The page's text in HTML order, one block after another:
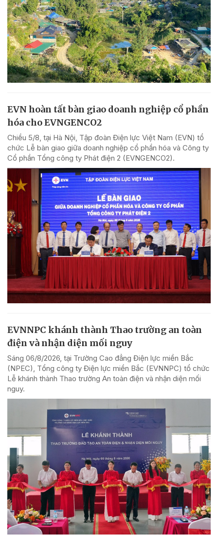
EVN hoàn tất bàn giao doanh nghiệp cổ phần
hóa cho EVNGENCO2
Chiều 5/8, tại Hà Nội, Tập đoàn Điện lực Việt Nam (EVN) tổ
chức Lễ bàn giao giữa doanh nghiệp cổ phần hóa và Công ty
Cổ phần Tổng công ty Phát điện 2 (EVNGENCO2).
EVNNPC khánh thành Thao trường an toàn
điện và nhận diện mối nguy
Sáng 06/8/2026, tại Trường Cao đẳng Điện lực miền Bắc
(NPEC), Tổng công ty Điện lực miền Bắc (EVNNPC) tổ chức
Lễ khánh thành Thao trường An toàn điện và nhận diện mối
nguy.